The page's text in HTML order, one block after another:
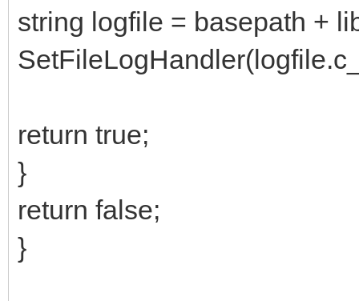
string logfile = basepath +
return true;
}
return false;
}